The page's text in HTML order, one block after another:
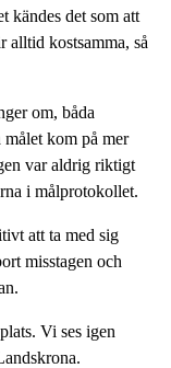
kändes det som att
alltid kostsamma, så
om, båda
målet kom på mer
var aldrig riktigt
i målprotokollet.
att ta med sig
misstagen och
Vi ses igen